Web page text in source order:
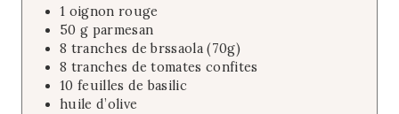
1 oignon rouge
50 g parmesan
8 tranches de brssaola (70g)
8 tranches de tomates confites
10 feuilles de basilic
huile d’olive